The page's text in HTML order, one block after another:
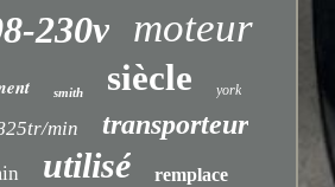
230v moteur
smith siècle york
min transporteur
utilisé remplace